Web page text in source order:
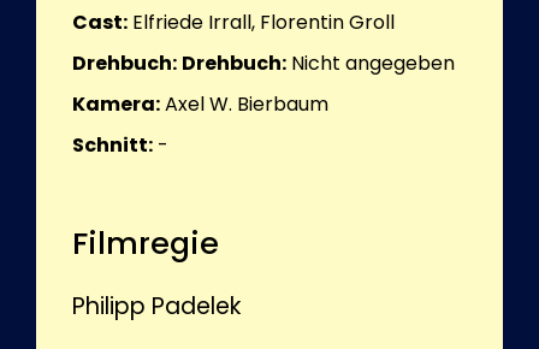
Cast: Elfriede Irrall, Florentin Groll
Drehbuch: Drehbuch: Nicht angegeben
Kamera:Axel W. Bierbaum
Schnitt: -
Filmregie
Philipp Padelek